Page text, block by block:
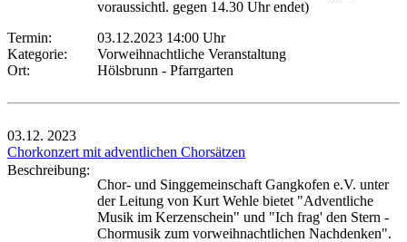
voraussichtl. gegen 14.30 Uhr endet)
Termin:
03.12.2023 14:00 Uhr
Kategorie:
Vorweihnachtliche Veranstaltung
Ort:
Hölsbrunn - Pfarrgarten
03.12. 2023
Chorkonzert mit adventlichen Chorsätzen
Beschreibung:
Chor- und Singgemeinschaft Gangkofen e.V. unter
der Leitung von Kurt Wehle bietet "Adventliche
Musik im Kerzenschein" und "Ich frag' den Stern -
Chormusik zum vorweihnachtlichen Nachdenken".